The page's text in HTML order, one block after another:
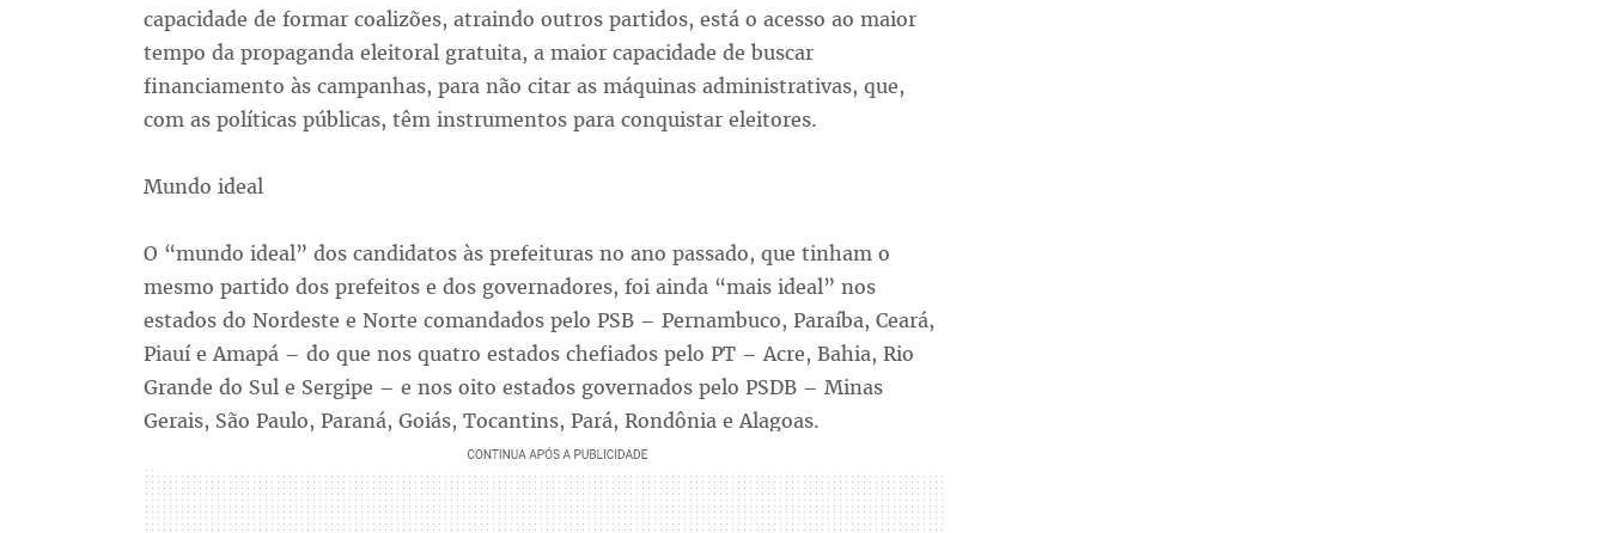
capacidade de formar coalizões, atraindo outros partidos, está o acesso ao maior
tempo da propaganda eleitoral gratuita, a maior capacidade de buscar
financiamento às campanhas, para não citar as máquinas administrativas, que,
com as políticas públicas, têm instrumentos para conquistar eleitores.
Mundo ideal
O “mundo ideal” dos candidatos às prefeituras no ano passado, que tinham o
mesmo partido dos prefeitos e dos governadores, foi ainda “mais ideal” nos
estados do Nordeste e Norte comandados pelo PSB – Pernambuco, Paraíba, Ceará,
Piauí e Amapá – do que nos quatro estados chefiados pelo PT – Acre, Bahia, Rio
Grande do Sul e Sergipe – e nos oito estados governados pelo PSDB – Minas
Gerais, São Paulo, Paraná, Goiás, Tocantins, Pará, Rondônia e Alagoas.